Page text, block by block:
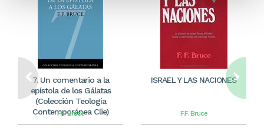
7. Un comentario a la
epístola de los Gálatas
(Colección Teología
Contemporánea Clie)
F.F. Bruce
ISRAEL Y LAS NACIONES
F.F. Bruce